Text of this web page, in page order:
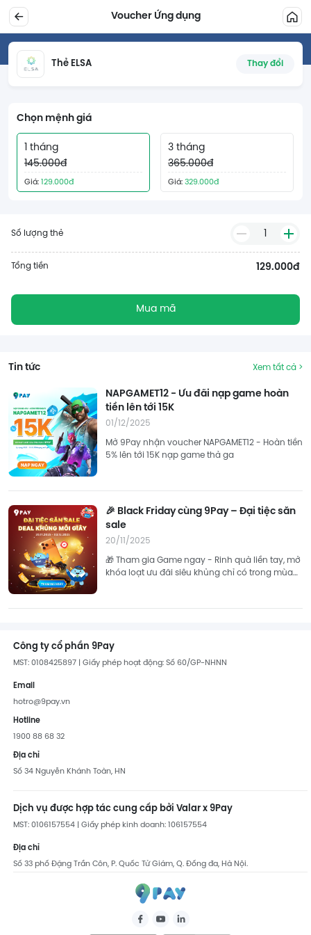
Voucher Ứng dụng
Thẻ ELSA Thay đổi
Chọn mệnh giá
1 tháng
145.000đ
Giá:129.000đ
3 tháng
365.000đ
Giá:329.000đ
Số lượng thẻ 1
Tổng tiền 129.000đ
Mua mã
Tin tức Xem tất cả >
NAPGAMET12 - Ưu đãi nạp game hoàn
tiền lên tới 15K
01/12/2025
Mở 9Pay nhận voucher NAPGAMET12 - Hoàn tiền
5% lên tới 15K nạp game thả ga
🎉 Black Friday cùng 9Pay – Đại tiệc săn
sale
20/11/2025
🎁 Tham gia Game ngay - Rinh quà liền tay, mở
khóa loạt ưu đãi siêu khủng chỉ có trong mùa
Công ty cổ phần 9Pay
MST: 0108425897 | Giấy phép hoạt động: Số 60/GP-NHNN
Email
hotro@9pay.vn
Hotline
1900 88 68 32
Địa chỉ
Số 34 Nguyễn Khánh Toàn, HN
Dịch vụ được hợp tác cung cấp bởi Valar x 9Pay
MST: 0106157554 | Giấy phép kinh doanh: 106157554
Địa chỉ
Số 33 phố Đặng Trần Côn, P. Quốc Tử Giám, Q. Đống đa, Hà Nội.